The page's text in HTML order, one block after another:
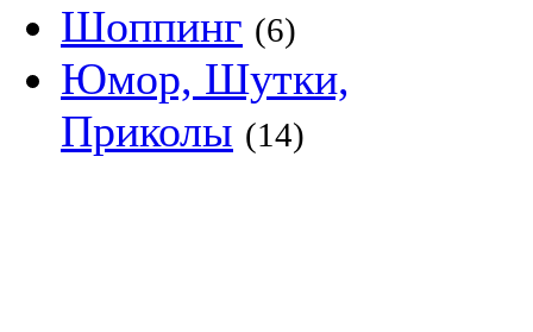
Шоппинг (6)
Юмор, Шутки,
Приколы (14)